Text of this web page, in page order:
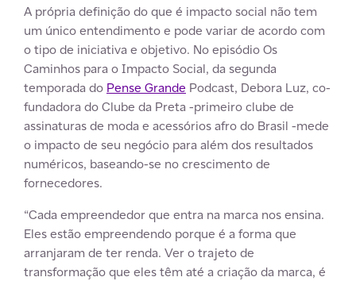
A própria definição do que é impacto social não tem
um único entendimento e pode variar de acordo com
o tipo de iniciativa e objetivo. No episódio Os
Caminhos para o Impacto Social, da segunda
temporada do Pense Grande Podcast, Debora Luz, co-
fundadora do Clube da Preta -primeiro clube de
assinaturas de moda e acessórios afro do Brasil -mede
o impacto de seu negócio para além dos resultados
numéricos, baseando-se no crescimento de
fornecedores.
“Cada empreendedor que entra na marca nos ensina.
Eles estão empreendendo porque é a forma que
arranjaram de ter renda. Ver o trajeto de
transformação que eles têm até a criação da marca, é